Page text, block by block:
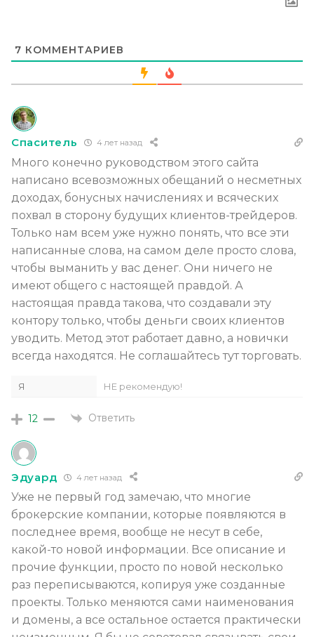
7 КОММЕНТАРИЕВ
Спаситель 4 лет назад
Много конечно руководством этого сайта
написано всевозможных обещаний о несметных
доходах, бонусных начислениях и всяческих
похвал в сторону будущих клиентов-трейдеров.
Только нам всем уже нужно понять, что все эти
написанные слова, на самом деле просто слова,
чтобы выманить у вас денег. Они ничего не
имеют общего с настоящей правдой. А
настоящая правда такова, что создавали эту
контору только, чтобы деньги своих клиентов
уводить. Метод этот работает давно, а новички
всегда находятся. Не соглашайтесь тут торговать.
Я НЕ рекомендую!
12 Ответить
Эдуард 4 лет назад
Уже не первый год замечаю, что многие
брокерские компании, которые появляются в
последнее время, вообще не несут в себе,
какой-то новой информации. Все описание и
прочие функции, просто по новой несколько
раз переписываются, копируя уже созданные
проекты. Только меняются сами наименования
и домены, а все остальное остается практически